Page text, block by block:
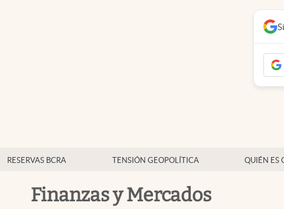
RESERVAS BCRA TENSIÓN GEOPOLÍTICA QUIÉN ES
Finanzas y Mercados